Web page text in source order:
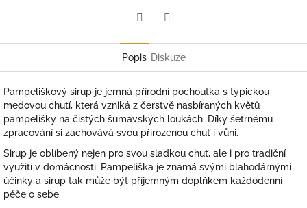
Popis Diskuze
Pampeliškový sirup je jemná přírodní pochoutka s typickou
medovou chutí, která vzniká z čerstvě nasbíraných květů
pampelišky na čistých šumavských loukách. Díky šetrnému
zpracování si zachovává svou přirozenou chuť i vůni.
Sirup je oblíbený nejen pro svou sladkou chuť, ale i pro tradiční
využití v domácnosti. Pampeliška je známá svými blahodárnými
účinky a sirup tak může být příjemným doplňkem každodenní
péče o sebe.